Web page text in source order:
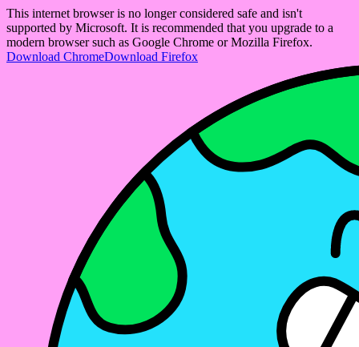
This internet browser is no longer considered safe and isn't
supported by Microsoft. It is recommended that you upgrade to a
modern browser such as Google Chrome or Mozilla Firefox.
Download ChromeDownload Firefox